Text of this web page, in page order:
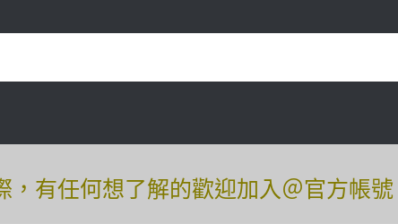
，有任何想了解的歡迎加入＠官方帳